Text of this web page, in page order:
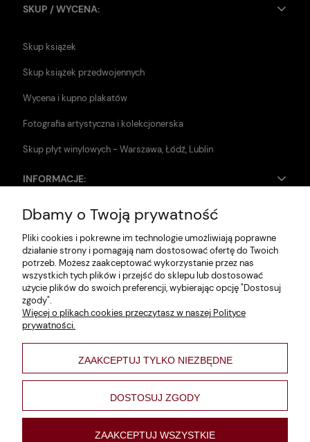
SKUP / WYCENA:
Skup książek
Skup książek przedwojennych
Wycena i kupno plakatów
Fotografia artystyczna i kolekcjonerska
Skup płyt winylowych - Warszawa, Łódź, Lublin
INFORMACJE:
Zwroty i reklamacje
Dane firmy
Jak szukać?
Polityka prywatności
Regulamin
Poltyka cookies
varsaviana
Nowości
Dbamy o Twoją prywatność
Pliki cookies i pokrewne im technologie umożliwiają poprawne
działanie strony i pomagają nam dostosować ofertę do Twoich
potrzeb. Możesz zaakceptować wykorzystanie przez nas
wszystkich tych plików i przejść do sklepu lub dostosować
użycie plików do swoich preferencji, wybierając opcję "Dostosuj
zgody".
Więcej o plikach cookies przeczytasz w naszej Polityce
prywatności.
ZAAKCEPTUJ TYLKO NIEZBĘDNE
DOSTOSUJ ZGODY
ZAAKCEPTUJ WSZYSTKIE